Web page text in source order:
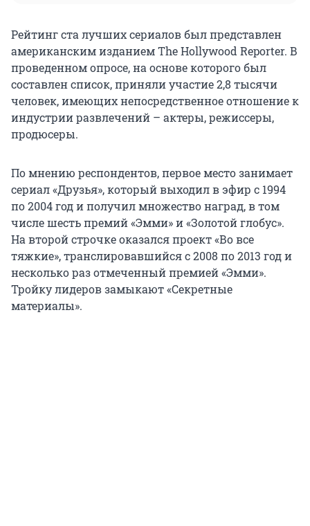
Рейтинг ста лучших сериалов был представлен
американским изданием The Hollywood Reporter. В
проведенном опросе, на основе которого был
составлен список, приняли участие 2,8 тысячи
человек, имеющих непосредственное отношение к
индустрии развлечений – актеры, режиссеры,
продюсеры.
По мнению респондентов, первое место занимает
сериал «Друзья», который выходил в эфир с 1994
по 2004 год и получил множество наград, в том
числе шесть премий «Эмми» и «Золотой глобус».
На второй строчке оказался проект «Во все
тяжкие», транслировавшийся с 2008 по 2013 год и
несколько раз отмеченный премией «Эмми».
Тройку лидеров замыкают «Секретные
материалы».